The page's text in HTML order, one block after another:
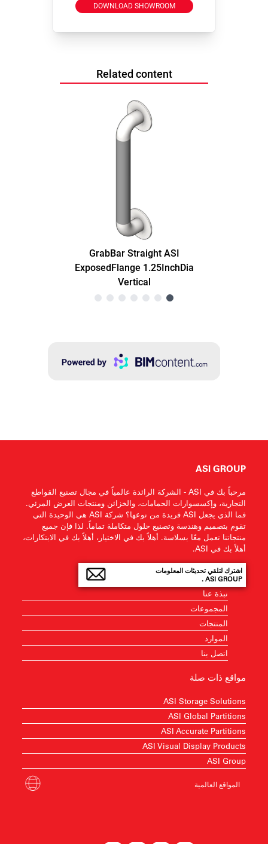
ASI GROUP
مرحباً بك في ASI - الشركة الرائدة عالمياً في مجال تصنيع القواطع
التجارية، وإكسسوارات الحمامات، والخزائن ومنتجات العرض المرئي.
فما الذي يجعل ASI فريدة من نوعها؟ شركة ASI هي الوحيدة التي
تقوم بتصميم وهندسة وتصنيع حلول متكاملة تماماً. لذا فإن جميع
منتجاتنا تعمل معًا بسلاسة. أهلاً بك في الاختيار، أهلاً بك في الابتكارات،
أهلاً بك في ASI.
اشترك لتلقي تحديثات المعلومات
ASI GROUP .
نبذة عنا
المجموعات
المنتجات
الموارد
اتصل بنا
مواقع ذات صلة
ASI Storage Solutions
ASI Global Partitions
ASI Accurate Partitions
ASI Visual Display Products
ASI Group
المواقع العالمية